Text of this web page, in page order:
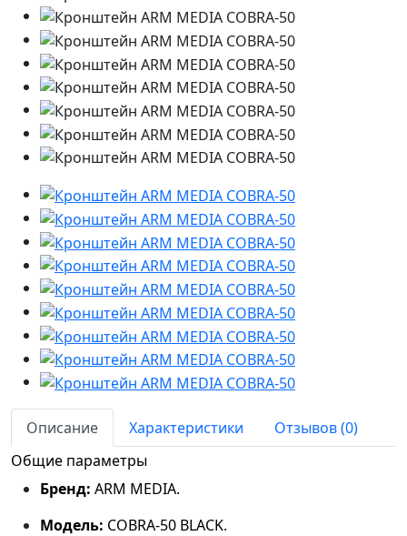
Описание Характеристики
Отзывов (0)
Общие параметры
Бренд: ARM MEDIA.
Модель: COBRA‑50 BLACK.